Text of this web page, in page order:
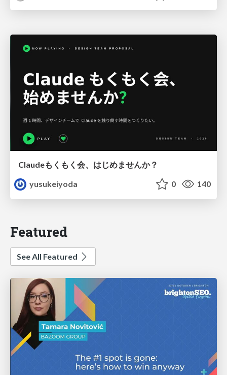
Claudeもくもく会、はじめませんか？
yusukeiyoda
0 140
Featured
See All Featured